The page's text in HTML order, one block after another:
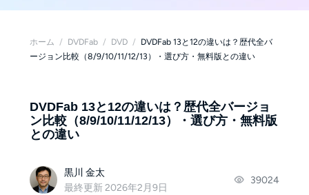
ホーム / DVDFab / DVD / DVDFab 13と12の違いは？歴代全バ
ージョン比較（8/9/10/11/12/13）・選び方・無料版との違い
DVDFab 13と12の違いは？歴代全バージョ
ン比較（8/9/10/11/12/13）・選び方・無料版
との違い
黒川 金太
最終更新 2026年2月9日
39024